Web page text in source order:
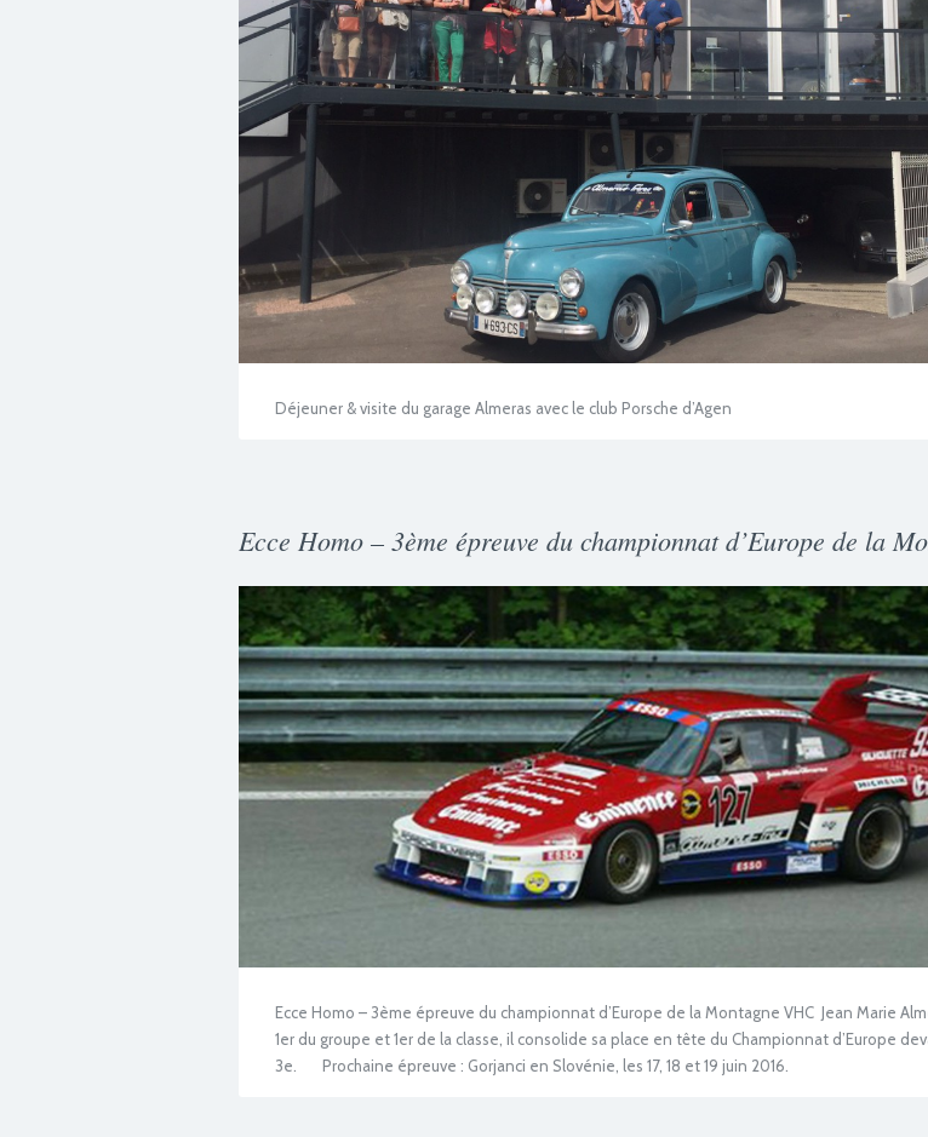
Déjeuner & visite du garage Almeras avec le club Porsche d’Agen
Ecce Homo – 3ème épreuve du championnat d’Europe de la
Ecce Homo – 3ème épreuve du championnat d’Europe de la Montagne VHC Jean Marie
1er du groupe et 1er de la classe, il consolide sa place en tête du Championnat d’Europe
3e. Prochaine épreuve : Gorjanci en Slovénie, les 17, 18 et 19 juin 2016.